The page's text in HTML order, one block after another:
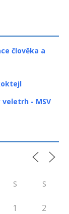
člověka a
- MSV
S S
1 2